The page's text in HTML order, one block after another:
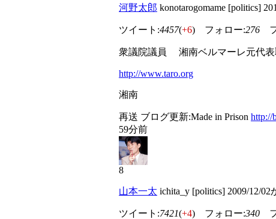
河野太郎 konotarogomame [politics]
ツイート:4457(+6) フォロー:276
衆議院議員 湘南ベルマーレ元代
http://www.taro.org
湘南
再送 ブログ更新:Made in Prison http://
59分前
8
山本一太 ichita_y [politics] 2009/12/02
ツイート:7421(+4) フォロー:340